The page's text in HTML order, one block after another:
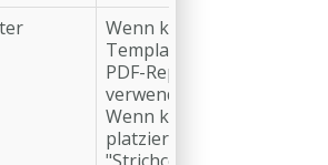
Wenn keine HTML-
Template-basierten
PDF-Reports
verwendet werden
Wenn keine "Inhalte
platzieren"- oder